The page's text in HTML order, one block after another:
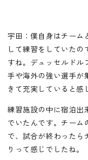
宇田：僕自身はチーム
して練習をしていた
すね。デュッセルドル
手や海外の強い選手が
きて充実していると感
練習施設の中に宿泊出
でいたんです。チーム
で、試合が終わったら
りって感じでしたね。